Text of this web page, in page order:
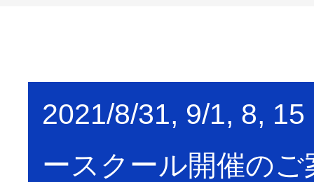
2021/8/31, 9/1, 8,
ースクール開催のご